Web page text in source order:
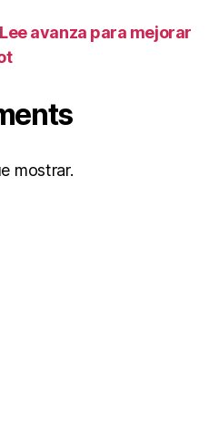
avanza para mejorar
mostrar.